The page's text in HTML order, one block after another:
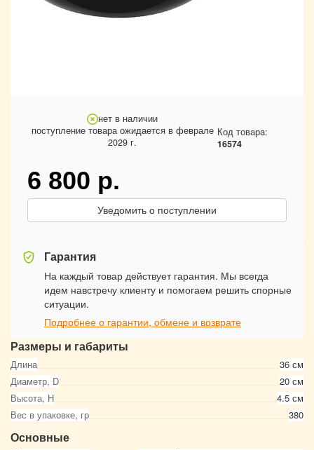
Размеры и габариты
Длина
36 см
Диаметр, D
20 см
Высота, Н
4.5 см
Вес в упаковке, гр
380
Основные
нет в наличии
поступление товара ожидается в феврале
2029 г.
Код товара:
16574
6 800 р.
Уведомить о поступлении
Гарантия
На каждый товар действует гарантия. Мы всегда
идем навстречу клиенту и помогаем решить спорные
ситуации.
Подробнее о гарантии, обмене и возврате